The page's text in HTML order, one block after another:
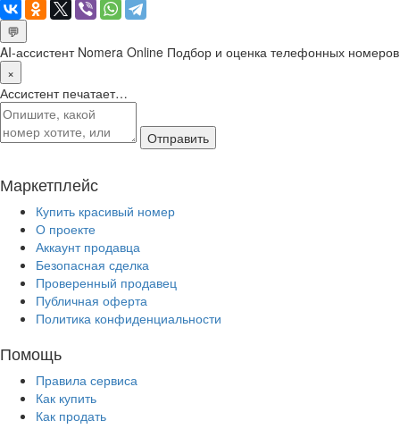
💬
AI-ассистент Nomera Online Подбор и оценка телефонных номеров
×
Ассистент печатает…
Отправить
Маркетплейс
Купить красивый номер
О проекте
Аккаунт продавца
Безопасная сделка
Проверенный продавец
Публичная оферта
Политика конфиденциальности
Помощь
Правила сервиса
Как купить
Как продать